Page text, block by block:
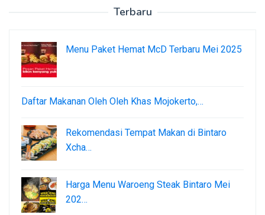
Terbaru
Menu Paket Hemat McD Terbaru Mei 2025
Daftar Makanan Oleh Oleh Khas Mojokerto,…
Rekomendasi Tempat Makan di Bintaro
Xcha…
Harga Menu Waroeng Steak Bintaro Mei
202…